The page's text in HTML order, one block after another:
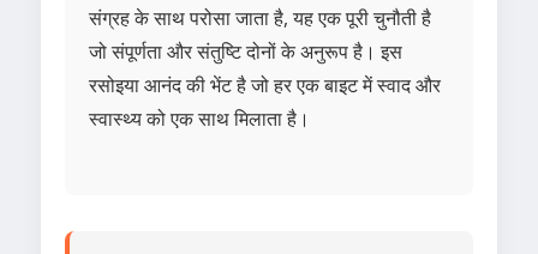
संग्रह के साथ परोसा जाता है, यह एक पूरी चुनौती है
जो संपूर्णता और संतुष्टि दोनों के अनुरूप है। इस
रसोइया आनंद की भेंट है जो हर एक बाइट में स्वाद और
स्वास्थ्य को एक साथ मिलाता है।